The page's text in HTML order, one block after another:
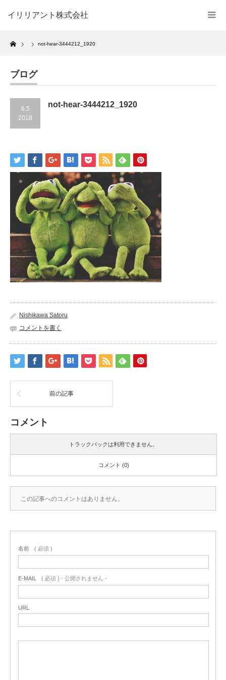
イリリアント株式会社
Home
not-hear-3444212_1920
ブログ
6.5
2018
not-hear-3444212_1920
Nishikawa Satoru
コメントを書く
前の記事
コメント
トラックバックは利用できません。
コメント (0)
この記事へのコメントはありません。
名前 ( 必須 )
E-MAIL ( 必須 ) - 公開されません -
URL